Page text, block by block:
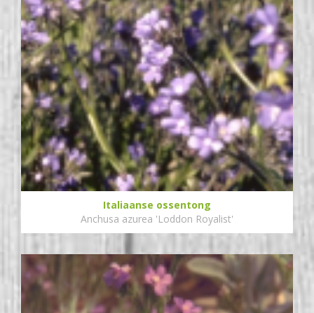
Italiaanse ossentong
Anchusa azurea 'Loddon Royalist'